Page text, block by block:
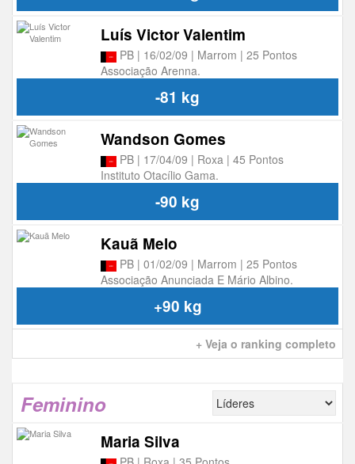
Luís Victor Valentim
PB | 16/02/09 | Marrom | 25 Pontos
Associação Arenna.
-81 kg
Wandson Gomes
PB | 17/04/09 | Roxa | 45 Pontos
Instituto Otacílio Gama.
-90 kg
Kauã Melo
PB | 01/02/09 | Marrom | 25 Pontos
Associação Anunciada E Mário Albino.
+90 kg
+ Veja o ranking completo
Feminino
Maria Silva